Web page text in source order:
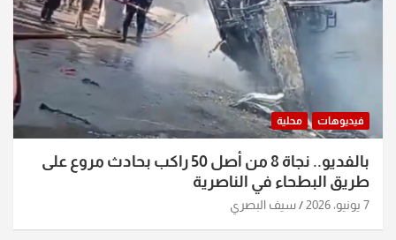
فيديوهات محلية
بالفديو.. نجاة 8 من أصل 50 راكب بحادث مروع على
طريق البطحاء في الناصرية
7 يونيو، 2026 سيف البصري